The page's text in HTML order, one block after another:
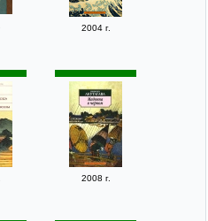
2004 г.
2008 г.